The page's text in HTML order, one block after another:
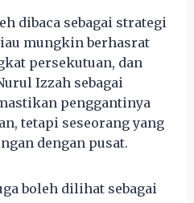
dibaca sebagai strategi
mungkin berhasrat
persekutuan, dan
Izzah sebagai
penggantinya
tetapi seseorang yang
dengan pusat.
boleh dilihat sebagai